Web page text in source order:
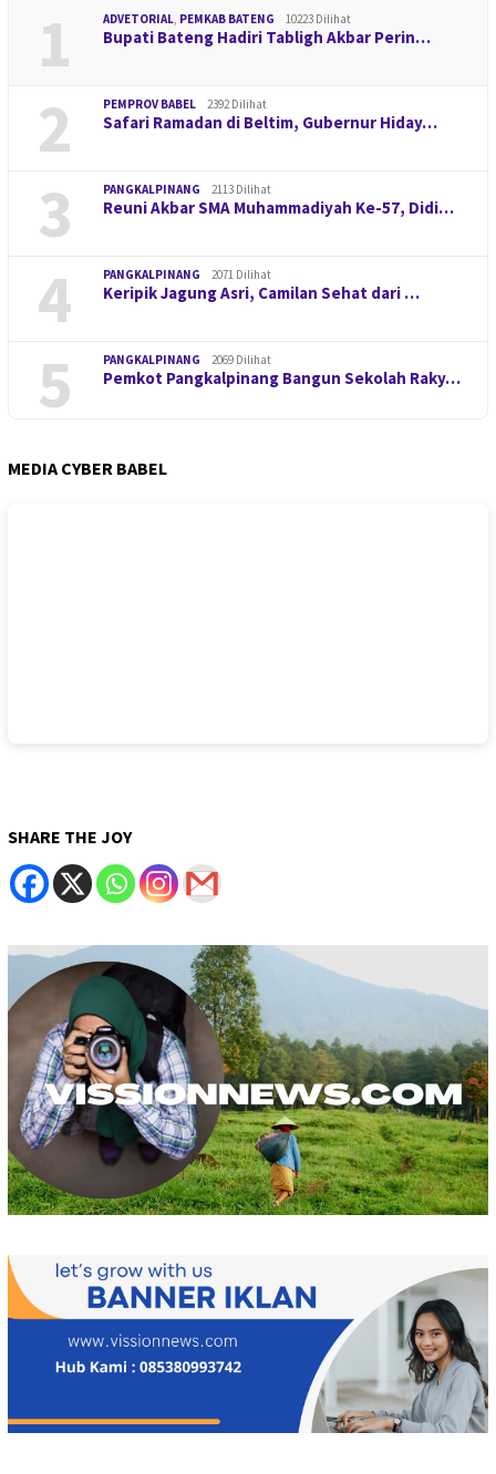
1 ADVETORIAL, PEMKAB BATENG 10223 Dilihat
Bupati Bateng Hadiri Tabligh Akbar Perin…
2 PEMPROV BABEL 2392 Dilihat
Safari Ramadan di Beltim, Gubernur Hiday…
3 PANGKALPINANG 2113 Dilihat
Reuni Akbar SMA Muhammadiyah Ke-57, Didi…
4 PANGKALPINANG 2071 Dilihat
Keripik Jagung Asri, Camilan Sehat dari …
5 PANGKALPINANG 2069 Dilihat
Pemkot Pangkalpinang Bangun Sekolah Raky…
MEDIA CYBER BABEL
SHARE THE JOY